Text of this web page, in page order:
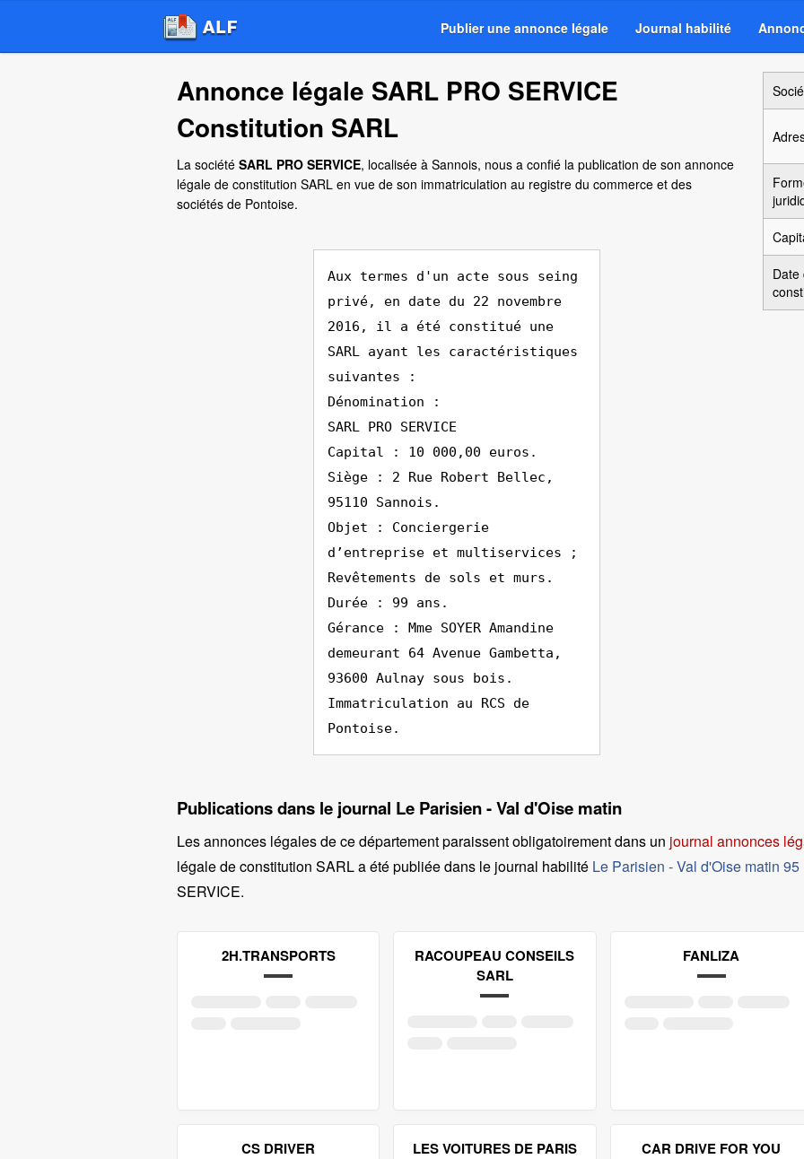
Publier une annonce légale Journal habilité
Annonce légale SARL PRO SERVICE
Constitution SARL
La société SARL PRO SERVICE, localisée à Sannois, nous a confié la publication de son annonce
légale de constitution SARL en vue de son immatriculation au registre du commerce et des
sociétés de Pontoise.
Aux termes d'un acte sous seing
privé, en date du 22 novembre
2016, il a été constitué une
SARL ayant les caractéristiques
suivantes :
Dénomination :
SARL PRO SERVICE
Capital : 10 000,00 euros.
Siège : 2 Rue Robert Bellec,
95110 Sannois.
Objet : Conciergerie
d’entreprise et multiservices ;
Revêtements de sols et murs.
Durée : 99 ans.
Gérance : Mme SOYER Amandine
demeurant 64 Avenue Gambetta,
93600 Aulnay sous bois.
Immatriculation au RCS de
Pontoise.
Date
Publications dans le journal Le Parisien - Val d'Oise matin
Les annonces légales de ce département paraissent obligatoirement dans un journal annonces
légale de constitution SARL a été publiée dans le journal habilité Le Parisien - Val d'Oise matin 95
SERVICE.
2H.TRANSPORTS
RACOUPEAU CONSEILS
SARL
FANLIZA
CS DRIVER LES VOITURES DE PARIS CAR DRIVE FOR YOU